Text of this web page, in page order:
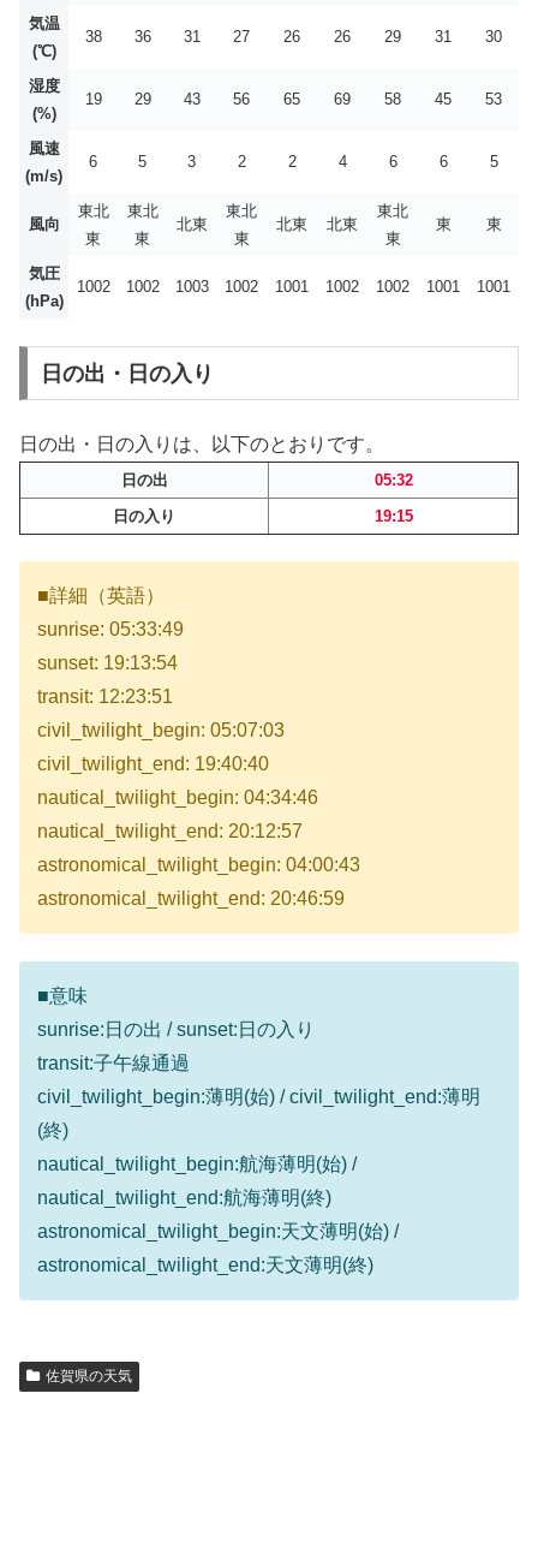
気温
(℃)
38 36 31 27 26 26 29 31 30
湿度
(%)
19 29 43 56 65 69 58 45 53
風速
(m/s)
6 5 3 2 2 4 6 6 5
風向
東北
東
東北
東
北東
東北
東
北東 北東
東北
東
東 東
気圧
(hPa)
1002 1002 1003 1002 1001 1002 1002 1001 1001
日の出・日の入り
日の出・日の入りは、以下のとおりです。
日の出
05:32
日の入り
19:15
■詳細（英語）
sunrise: 05:33:49
sunset: 19:13:54
transit: 12:23:51
civil_twilight_begin: 05:07:03
civil_twilight_end: 19:40:40
nautical_twilight_begin: 04:34:46
nautical_twilight_end: 20:12:57
astronomical_twilight_begin: 04:00:43
astronomical_twilight_end: 20:46:59
■意味
sunrise:日の出 / sunset:日の入り
transit:子午線通過
civil_twilight_begin:薄明(始) / civil_twilight_end:薄明
(終)
nautical_twilight_begin:航海薄明(始) /
nautical_twilight_end:航海薄明(終)
astronomical_twilight_begin:天文薄明(始) /
astronomical_twilight_end:天文薄明(終)
佐賀県の天気